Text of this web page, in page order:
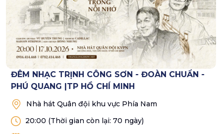
ĐÊM NHẠC TRỊNH CÔNG SƠN - ĐOÀN CHUẨN -
PHÚ QUANG |TP HỒ CHÍ MINH
Nhà hát Quân đội khu vực Phía Nam
20:00 (Thời gian còn lại: 70 ngày)